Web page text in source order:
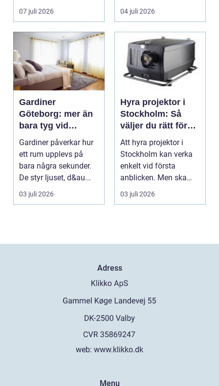
besöka...
07 juli 2026
materialen och ka...
04 juli 2026
Gardiner
Göteborg: mer än
bara tyg vid
fönstret
Gardiner påverkar hur
ett rum upplevs på
bara några sekunder.
De styr ljuset, d&au...
03 juli 2026
Hyra projektor i
Stockholm: Så
väljer du rätt för
ditt event
Att hyra projektor i
Stockholm kan verka
enkelt vid första
anblicken. Men ska
bilden vara stor,...
03 juli 2026
Adress
web: www.klikko.dk
Menu